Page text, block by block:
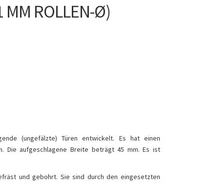
MM ROLLEN-Ø)
(ungefälzte) Türen entwickelt. Es hat einen
Die aufgeschlagene Breite beträgt 45 mm. Es ist
und gebohrt. Sie sind durch den eingesetzten